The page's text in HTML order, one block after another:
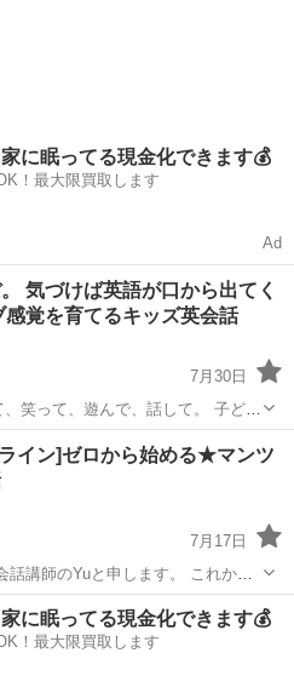
家に眠ってる現金化できます💰
！最大限買取します
Ad
気づけば英語が口から出てく
感覚を育てるキッズ英会話
7月30日
のことを吸収します。 だから
だけではなく、 遊びやリアクショ
英会話 ネイティブ
イン]ゼロから始める★マンツ
7月17日
ーマン英会話レッスンをいたしま
英会話 オンライン
家に眠ってる現金化できます💰
！最大限買取します